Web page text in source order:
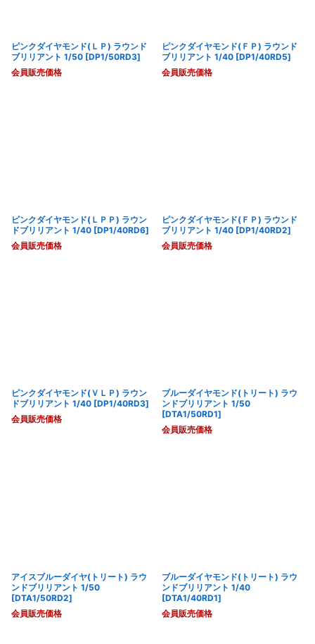
ピンクダイヤモンド(ＬＰ) ラウンド
ブリリアント 1/50 [DP1/50RD3]
会員販売価格
ピンクダイヤモンド(ＦＰ) ラウンド
ブリリアント 1/40 [DP1/40RD5]
会員販売価格
ピンクダイヤモンド(ＬＰＰ) ラウン
ドブリリアント 1/40 [DP1/40RD6]
会員販売価格
ピンクダイヤモンド(ＦＰ) ラウンド
ブリリアント 1/40 [DP1/40RD2]
会員販売価格
ピンクダイヤモンド(ＶＬＰ) ラウン
ドブリリアント 1/40 [DP1/40RD3]
会員販売価格
ブルーダイヤモンド(トリート) ラウ
ンドブリリアント 1/50
[DTA1/50RD1]
会員販売価格
アイスブルーダイヤ(トリート) ラウ
ンドブリリアント 1/50
[DTA1/50RD2]
会員販売価格
ブルーダイヤモンド(トリート) ラウ
ンドブリリアント 1/40
[DTA1/40RD1]
会員販売価格